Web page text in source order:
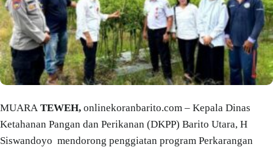
MUARA TEWEH, onlinekoranbarito.com – Kepala Dinas
Ketahanan Pangan dan Perikanan (DKPP) Barito Utara, H
Siswandoyo mendorong penggiatan program Perkarangan